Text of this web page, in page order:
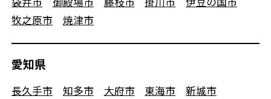
牧之原市
焼津市
愛知県
長久手市 知多市 大府市 東海市
新城市